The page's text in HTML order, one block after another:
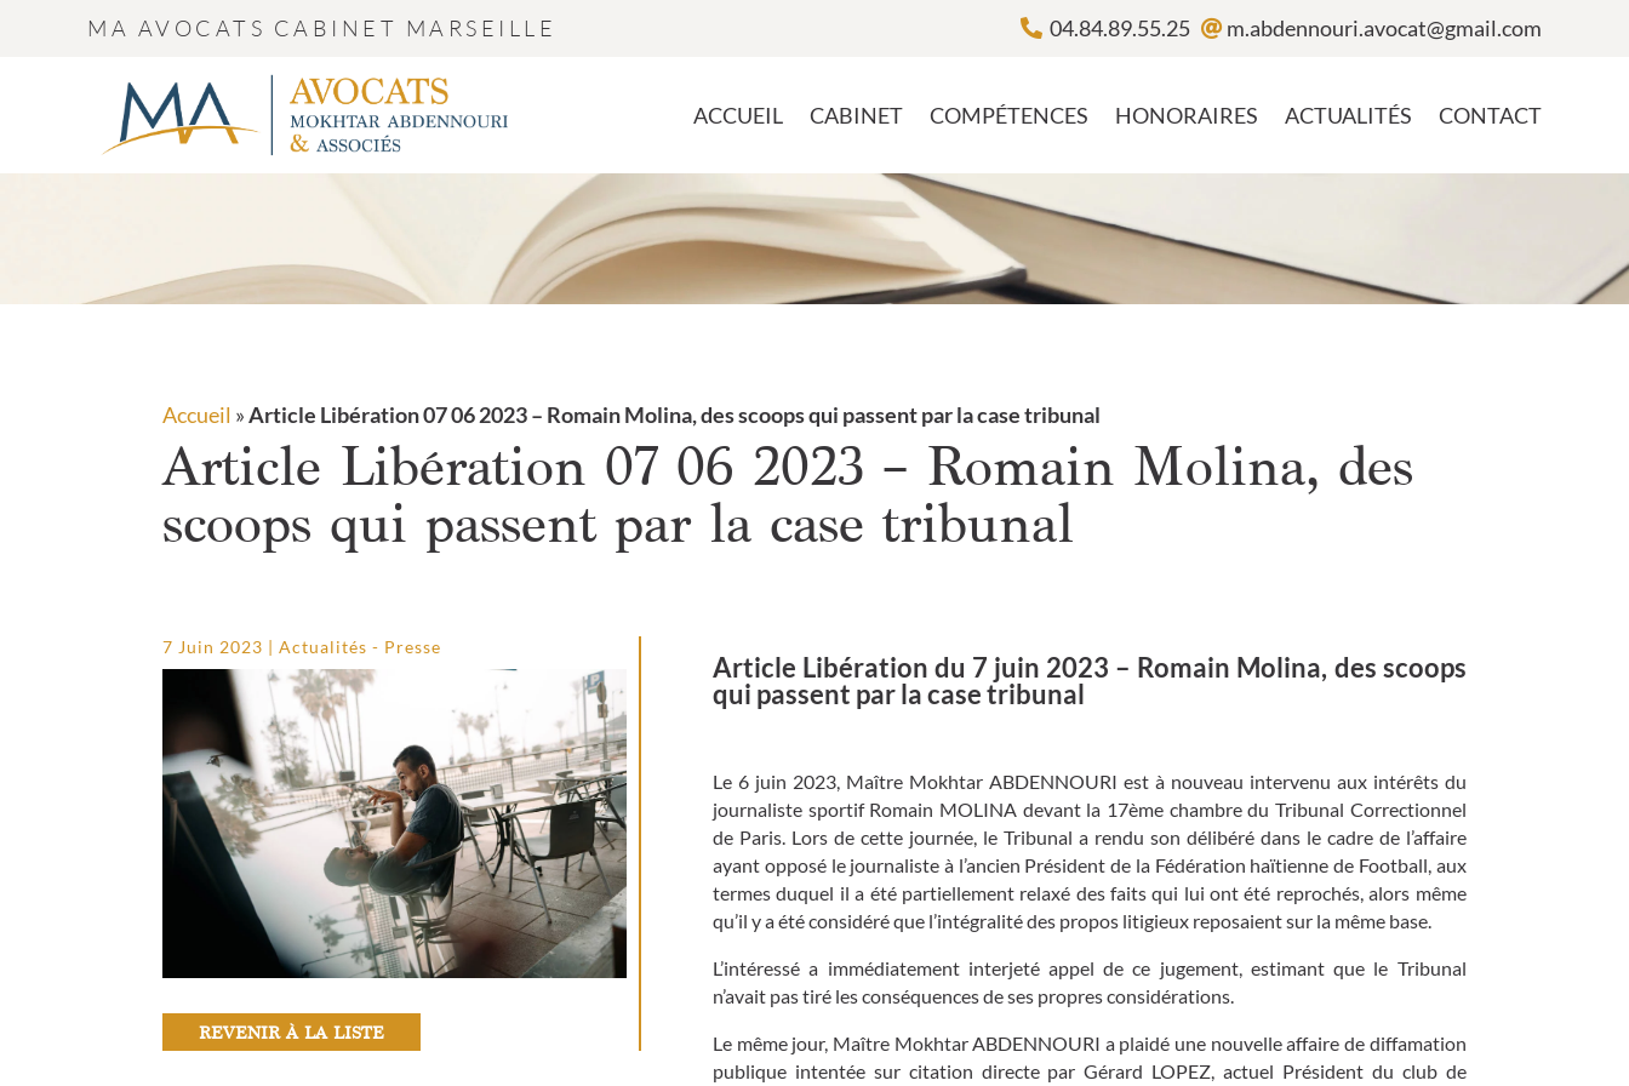
MA AVOCATS CABINET MARSEILLE 04.84.89.55.25 m.abdennouri.avocat@gmail.com
ACCUEIL CABINET COMPÉTENCES HONORAIRES ACTUALITÉS CONTACT
Accueil »Article Libération 07 06 2023 – Romain Molina, des scoops qui passent par la case tribunal
Article Libération 07 06 2023 – Romain Molina, des
scoops qui passent par la case tribunal
7 Juin 2023 |Actualités - Presse
REVENIR À LA LISTE
Article Libération du 7 juin 2023 – Romain Molina, des scoops
qui passent par la case tribunal
Le 6 juin 2023, Maître Mokhtar ABDENNOURI est à nouveau intervenu aux intérêts du
journaliste sportif Romain MOLINA devant la 17ème chambre du Tribunal Correctionnel
de Paris. Lors de cette journée, le Tribunal a rendu son délibéré dans le cadre de l’affaire
ayant opposé le journaliste à l’ancien Président de la Fédération haïtienne de Football, aux
termes duquel il a été partiellement relaxé des faits qui lui ont été reprochés, alors même
qu’il y a été considéré que l’intégralité des propos litigieux reposaient sur la même base.
L’intéressé a immédiatement interjeté appel de ce jugement, estimant que le Tribunal
n’avait pas tiré les conséquences de ses propres considérations.
Le même jour, Maître Mokhtar ABDENNOURI a plaidé une nouvelle affaire de diffamation
publique intentée sur citation directe par Gérard LOPEZ, actuel Président du club de